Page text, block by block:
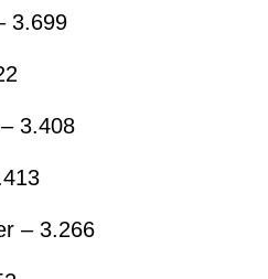
3.699
3.408
– 3.266